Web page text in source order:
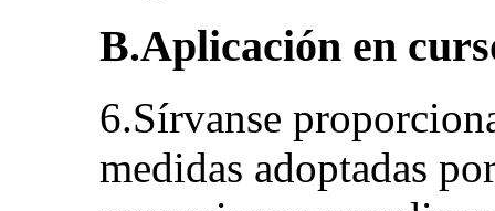
B.Aplicación en
6.Sírvanse
medidas adoptadas